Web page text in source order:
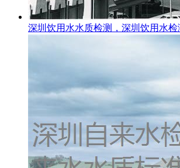
深圳饮用水水质检测，深圳饮用水检